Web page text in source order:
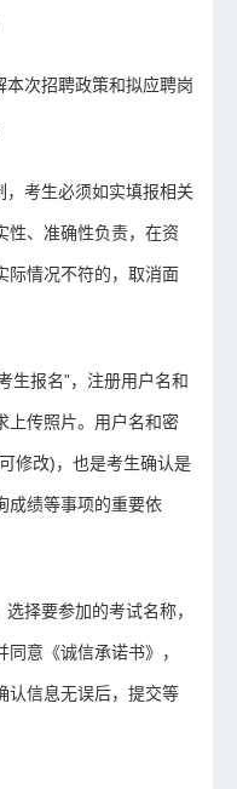
次招聘政策和拟应聘岗
考生必须如实填报相关
性、准确性负责，在资
际情况不符的，取消面
生报名”，注册用户名和
上传照片。用户名和密
修改)，也是考生确认是
成绩等事项的重要依
择要参加的考试名称，
意《诚信承诺书》，
认信息无误后，提交等